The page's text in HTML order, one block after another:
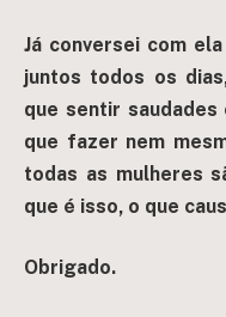
Já conversei com
juntos todos os
que sentir saudades
que fazer nem
todas as mulheres
que é isso, o que
Obrigado.